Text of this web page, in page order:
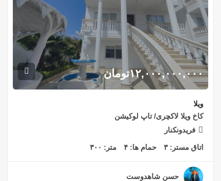
۱۲,۰۰۰,۰۰۰,۰۰۰تومان
ویلا
کاخ ویلا لاکچری/ تاپ لوکیشن
فریدونکنار
اتاق مستر:۳ حمام ها: ۴ متر: ۳۰۰
حسن شاهدوست